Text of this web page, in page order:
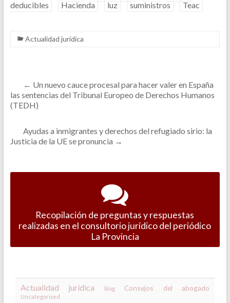
deducibles
Hacienda luz suministros Teac
Actualidad jurídica
← Un nuevo cauce procesal para hacer valer en España
las sentencias del Tribunal Europeo de Derechos Humanos
(TEDH)
Ayudas a inmigrantes y derechos del refugiado sirio: la
Justicia de la UE se pronuncia →
Recopilación de preguntas y respuestas
realizadas en el consultorio jurídico del periódico
La Provincia
Actualidad jurídica blog Consejos del abogado
Uncategorized